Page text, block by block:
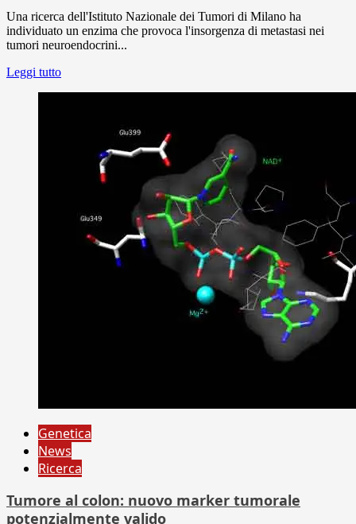
Una ricerca dell'Istituto Nazionale dei Tumori di Milano ha
individuato un enzima che provoca l'insorgenza di metastasi nei
tumori neuroendocrini...
Leggi tutto
Genetica
News
Ricerca
Tumore al colon: nuovo marker tumorale
potenzialmente valido